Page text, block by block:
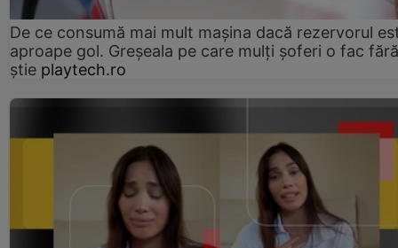
De ce consumă mai mult mașina dacă rezervorul
aproape gol. Greșeala pe care mulți șoferi o fac
știe playtech.ro